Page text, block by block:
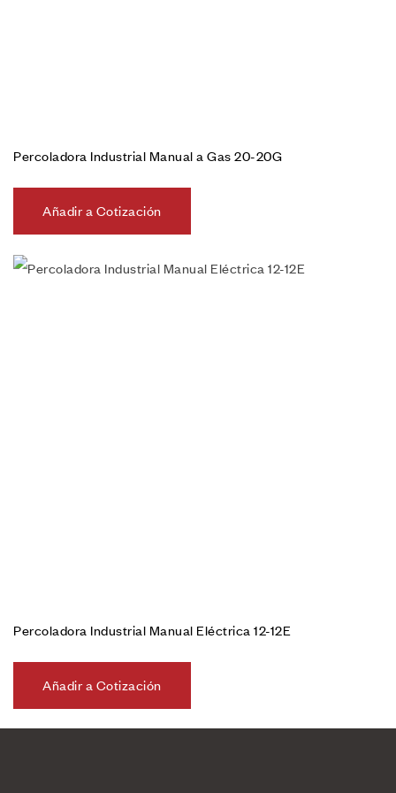
Percoladora Industrial Manual a Gas 20-20G
Añadir a Cotización
Percoladora Industrial Manual Eléctrica 12-12E
Añadir a Cotización